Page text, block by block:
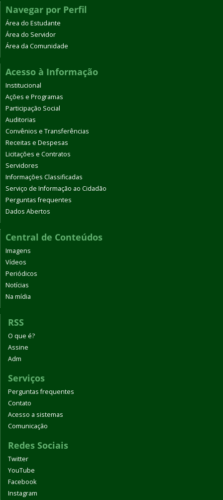
Navegar por Perfil
Área do Estudante
Área do Servidor
Área da Comunidade
Acesso à Informação
Institucional
Ações e Programas
Participação Social
Auditorias
Convênios e Transferências
Receitas e Despesas
Licitações e Contratos
Servidores
Informações Classificadas
Serviço de Informação ao Cidadão
Perguntas frequentes
Dados Abertos
Central de Conteúdos
Imagens
Vídeos
Periódicos
Notícias
Na mídia
RSS
O que é?
Assine
Adm
Serviços
Perguntas frequentes
Contato
Acesso a sistemas
Comunicação
Redes Sociais
Twitter
YouTube
Facebook
Instagram